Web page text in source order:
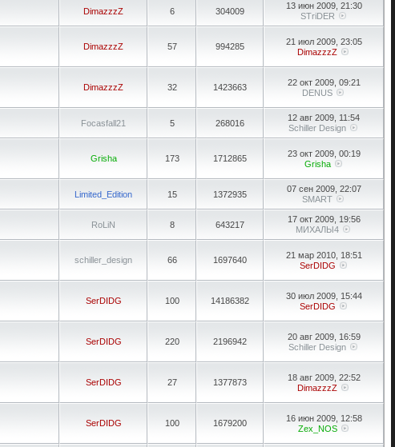
DimazzzZ 6 304009
13 июн 2009, 21:30
STriDER
DimazzzZ 57 994285
21 июл 2009, 23:05
DimazzzZ
DimazzzZ 32 1423663
22 окт 2009, 09:21
DENUS
Focasfall21 5 268016
12 авг 2009, 11:54
Schiller Design
Grisha 173 1712865
23 окт 2009, 00:19
Grisha
Limited_Edition 15 1372935
07 сен 2009, 22:07
SMART
RoLiN 8 643217
17 окт 2009, 19:56
МИХАЛЫ4
schiller_design 66 1697640
21 мар 2010, 18:51
SerDIDG
SerDIDG 100 14186382
30 июл 2009, 15:44
SerDIDG
SerDIDG 220 2196942
20 авг 2009, 16:59
Schiller Design
SerDIDG 27 1377873
18 авг 2009, 22:52
DimazzzZ
SerDIDG 100 1679200
16 июн 2009, 12:58
Zex_NOS